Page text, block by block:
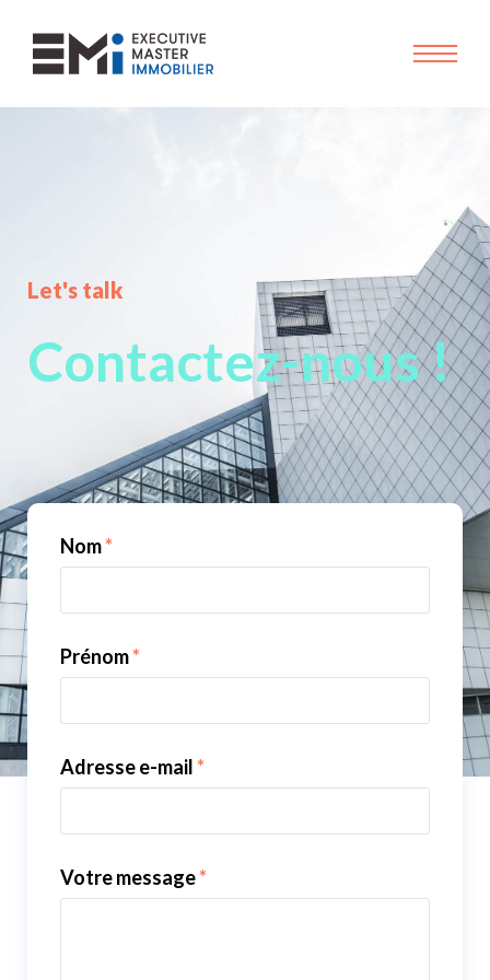
Let's talk
Contactez-nous !
Nom*
Prénom*
Adresse e-mail*
Votre message*